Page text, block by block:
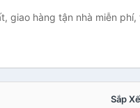
giao hàng tận nhà miễn phí,
Sắp